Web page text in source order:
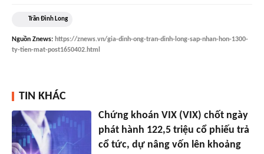
Trần Đình Long
Nguồn Znews: https://znews.vn/gia-dinh-ong-tran-dinh-long-sap-nhan-hon-1300-
ty-tien-mat-post1650402.html
TIN KHÁC
Chứng khoán VIX (VIX) chốt ngày
phát hành 122,5 triệu cổ phiếu trả
cổ tức, dự nâng vốn lên khoảng